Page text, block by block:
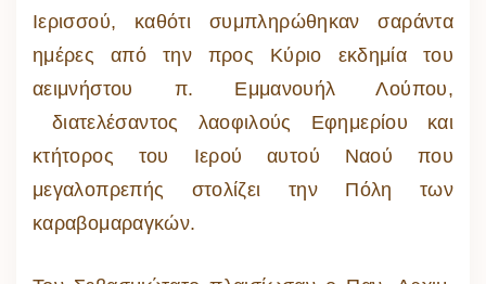
Ιερισσού, καθότι συμπληρώθηκαν σαράντα
ημέρες από την προς Κύριο εκδημία του
αειμνήστου π. Εμμανουήλ Λούπου,
διατελέσαντος λαοφιλούς Εφημερίου και
κτήτορος του Ιερού αυτού Ναού που
μεγαλοπρεπής στολίζει την Πόλη των
καραβομαραγκών.